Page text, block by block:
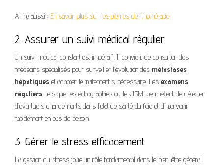
A lire aussi : En savoir plus sur les pierres de lithothérapie
2. Assurer un suivi médical régulier
Un suivi médical constant est impératif. Il convient de consulter des
médecins spécialisés pour surveiller l’évolution des métastases
hépatiques et adapter le traitement si nécessaire. Les examens
réguliers, tels que les échographies ou les IRM, permettent de détecter
d’éventuels changements dans l’état de santé du foie et d’intervenir
rapidement en cas de besoin.
3. Gérer le stress efficacement
La gestion du stress joue un rôle fondamental dans le bien-être général.